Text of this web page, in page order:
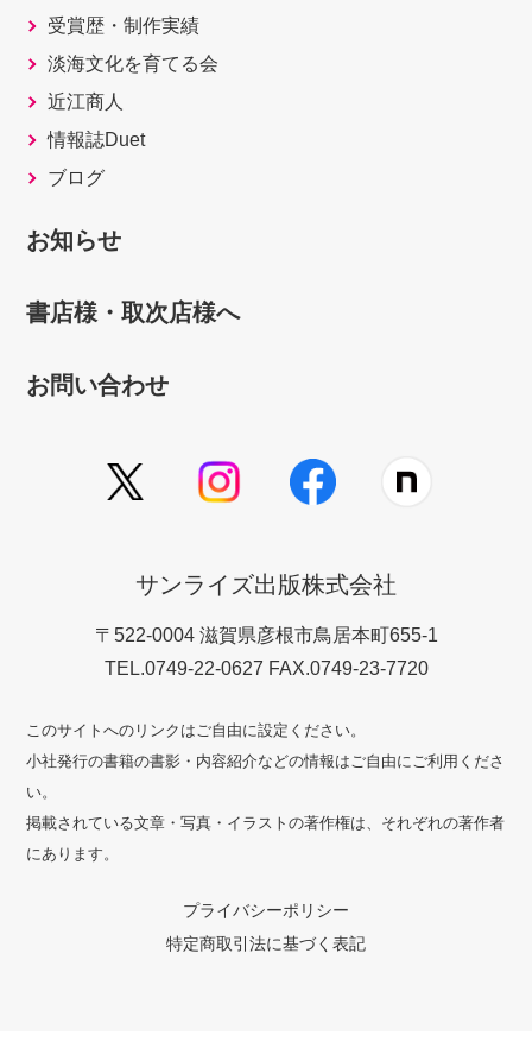
受賞歴・制作実績
淡海文化を育てる会
近江商人
情報誌Duet
ブログ
お知らせ
書店様・取次店様へ
お問い合わせ
サンライズ出版株式会社
〒522-0004 滋賀県彦根市鳥居本町655-1
TEL.0749-22-0627 FAX.0749-23-7720
このサイトへのリンクはご自由に設定ください。
小社発行の書籍の書影・内容紹介などの情報はご自由にご利用くださ
い。
掲載されている文章・写真・イラストの著作権は、それぞれの著作者
にあります。
プライバシーポリシー
特定商取引法に基づく表記